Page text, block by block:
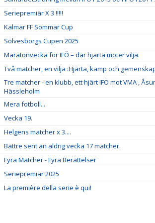
Seriepremiär X 3 !!!!!
Kalmar FF Sommar Cup
Sölvesborgs Cupen 2025
Maratonvecka för IFÖ – där hjärta möter vilja.
Två matcher, en vilja :Hjärta, kamp och
Tre matcher - en klubb, ett hjärt IFÖ mot VMA ,
Hässleholm
Mera fotboll...
Vecka 19.
Helgens matcher x 3....
Bättre sent än aldrig vecka 17 matcher.
Fyra Matcher - Fyra Berättelser
Seriepremiär 2025
La première della serie è qui!